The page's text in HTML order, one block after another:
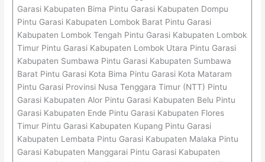
Garasi Kabupaten Bima Pintu Garasi Kabupaten Dompu
Pintu Garasi Kabupaten Lombok Barat Pintu Garasi
Kabupaten Lombok Tengah Pintu Garasi Kabupaten Lombok
Timur Pintu Garasi Kabupaten Lombok Utara Pintu Garasi
Kabupaten Sumbawa Pintu Garasi Kabupaten Sumbawa
Barat Pintu Garasi Kota Bima Pintu Garasi Kota Mataram
Pintu Garasi Provinsi Nusa Tenggara Timur (NTT) Pintu
Garasi Kabupaten Alor Pintu Garasi Kabupaten Belu Pintu
Garasi Kabupaten Ende Pintu Garasi Kabupaten Flores
Timur Pintu Garasi Kabupaten Kupang Pintu Garasi
Kabupaten Lembata Pintu Garasi Kabupaten Malaka Pintu
Garasi Kabupaten Manggarai Pintu Garasi Kabupaten